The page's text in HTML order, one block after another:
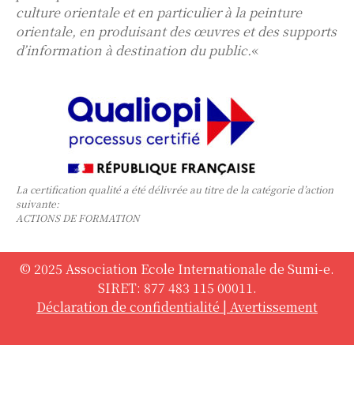
culture orientale et en particulier à la peinture
orientale, en produisant des œuvres et des supports
d’information à destination du public.«
La certification qualité a été délivrée au titre de la catégorie d’action
suivante:
ACTIONS DE FORMATION
© 2025 Association Ecole Internationale de Sumi-e.
SIRET: 877 483 115 00011.
Déclaration de confidentialité | Avertissement